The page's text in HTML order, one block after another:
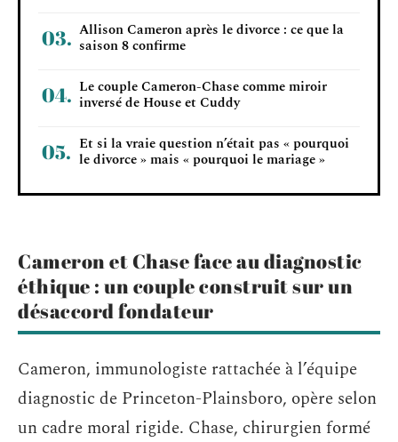
Allison Cameron après le divorce : ce que la
saison 8 confirme
Le couple Cameron-Chase comme miroir
inversé de House et Cuddy
Et si la vraie question n’était pas « pourquoi
le divorce » mais « pourquoi le mariage »
Cameron et Chase face au diagnostic
éthique : un couple construit sur un
désaccord fondateur
Cameron, immunologiste rattachée à l’équipe
diagnostic de Princeton-Plainsboro, opère selon
un cadre moral rigide. Chase, chirurgien formé